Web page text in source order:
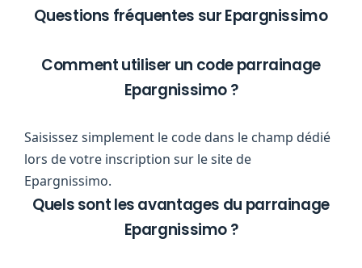
Questions fréquentes sur Epargnissimo
Comment utiliser un code parrainage
Epargnissimo ?
Saisissez simplement le code dans le champ dédié
lors de votre inscription sur le site de
Epargnissimo.
Quels sont les avantages du parrainage
Epargnissimo ?